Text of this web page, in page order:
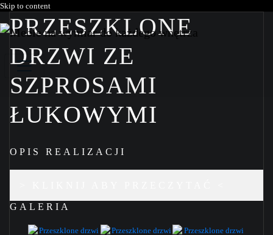
Skip to content
PRZESZKLONE
DRZWI ZE
SZPROSAMI
ŁUKOWYMI
OPIS REALIZACJI
GALERIA